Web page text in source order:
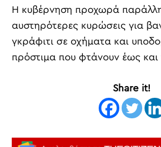
Η κυβέρνηση προχωρά
αυστηρότερες κυρώσεις για
γκράφιτι σε οχήματα και
πρόστιμα που φτάνουν έως
Share it!